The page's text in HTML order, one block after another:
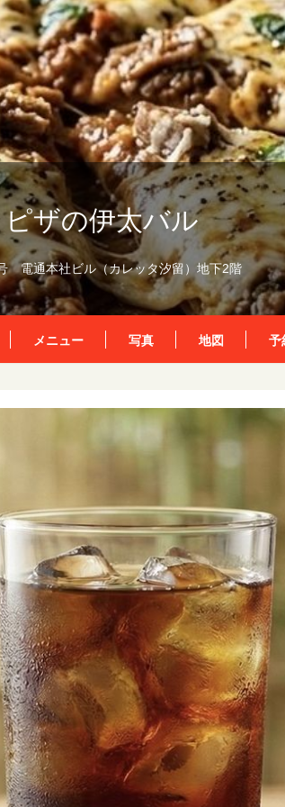
ザの伊太バル
電通本社ビル（カレッタ汐留）地下2階
メニュー 写真 地図 予